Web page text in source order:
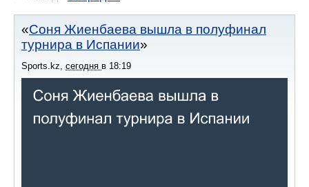
Соня Жиенбаева вышла в полуфинал
турнира в Испании
Sports.kz, сегодня в 18:19